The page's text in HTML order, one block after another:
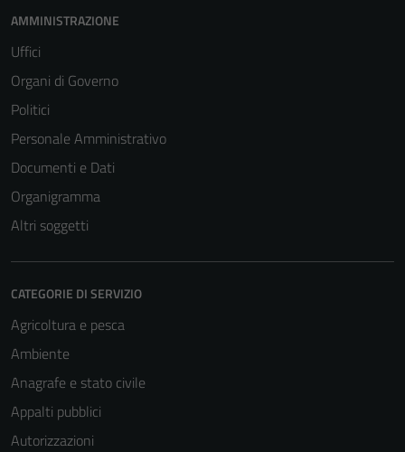
AMMINISTRAZIONE
Uffici
Organi di Governo
Politici
Personale Amministrativo
Documenti e Dati
Organigramma
Altri soggetti
CATEGORIE DI SERVIZIO
Agricoltura e pesca
Ambiente
Anagrafe e stato civile
Appalti pubblici
Autorizzazioni